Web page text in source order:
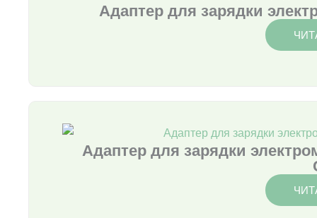
Адаптер для зарядки
Адаптер для зарядки